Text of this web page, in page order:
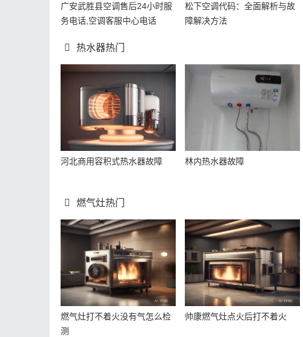
广安武胜县空调售后24小时服
务电话,空调客服中心电话
松下空调代码：全面解析与故
障解决方法
热水器热门
河北商用容积式热水器故障 林内热水器故障
燃气灶热门
燃气灶打不着火没有气怎么检
测
帅康燃气灶点火后打不着火